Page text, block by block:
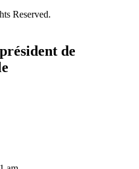
Reserved.
de